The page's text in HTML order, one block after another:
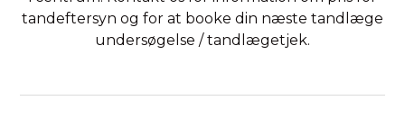
tandeftersyn og for at booke din næste tandlæge
undersøgelse / tandlægetjek.